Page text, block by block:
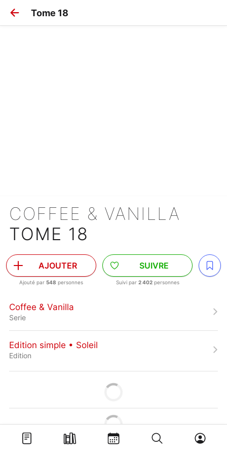
Tome 18
COFFEE & VANILLA
TOME 18
AJOUTER
Ajouté par 548 personnes
SUIVRE
Suivi par 2 402personnes
Coffee & Vanilla
Serie
Edition simple • Soleil
Edition